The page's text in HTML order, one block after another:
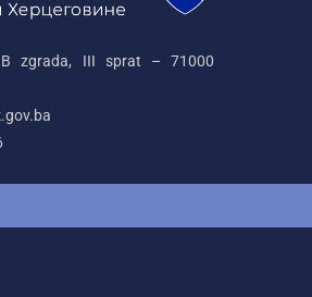
B zgrada, III sprat – 71000‌